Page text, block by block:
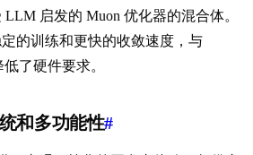
启发的 Muon 优化器的混合体。
的训练和更快的收敛速度，与
了硬件要求。
和多功能性#